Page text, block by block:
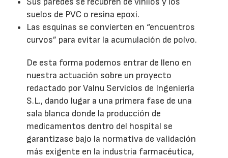
suelos de PVC o resina epoxi.
Las esquinas se convierten en “encuentros
curvos” para evitar la acumulación de polvo.
De esta forma podemos entrar de lleno en
nuestra actuación sobre un proyecto
redactado por Valnu Servicios de Ingeniería
S.L., dando lugar a una primera fase de una
sala blanca donde la producción de
medicamentos dentro del hospital se
garantizase bajo la normativa de validación
más exigente en la industria farmacéutica,